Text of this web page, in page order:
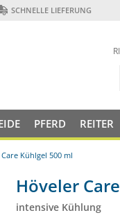
SCHNELLE LIEFERUNG
PFERD REITER
Kühlgel 500 ml
Höveler
intensive Kühlung